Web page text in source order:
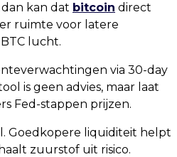
kan dat bitcoin direct
ruimte voor latere
lucht.
via 30-day
is geen advies, maar laat
Fed-stappen prijzen.
Goedkopere liquiditeit helpt
zuurstof uit risico.